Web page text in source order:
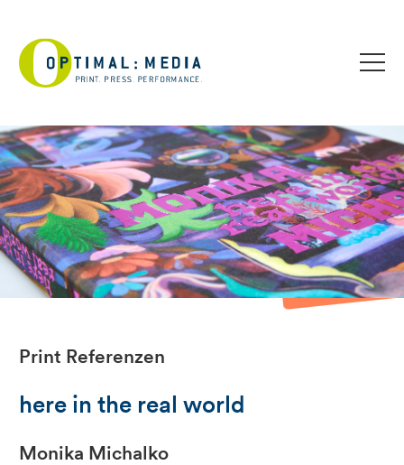
Print Referenzen
here in the real world
Monika Michalko